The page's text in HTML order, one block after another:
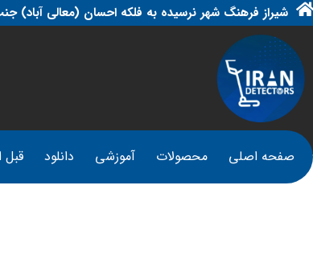
شیراز فرهنگ شهر نرسیده به فلکه احسان (معالی آباد)
صفحه اصلی محصولات آموزشی دانلود قبل